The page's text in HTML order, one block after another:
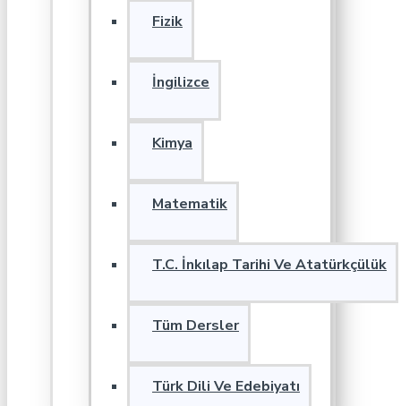
Fizik
İngilizce
Kimya
Matematik
T.C. İnkılap Tarihi Ve Atatürkçülük
Tüm Dersler
Türk Dili Ve Edebiyatı